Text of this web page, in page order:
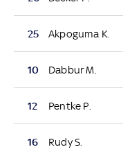
25 Akpoguma K.
10 Dabbur M.
12 Pentke P.
16 Rudy S.